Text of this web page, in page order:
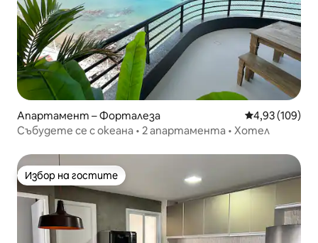
Апартамент – Форталеза Средна
4,93 (109)
Събудете се с океана • 2 апартамента • Хотел
Избор на гостите
Избор на гостите